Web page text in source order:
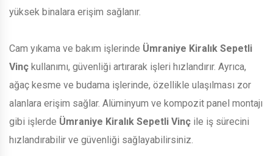
yüksek binalara erişim sağlanır.
Cam yıkama ve bakım işlerinde Ümraniye Kiralık Sepetli
Vinç kullanımı, güvenliği artırarak işleri hızlandırır. Ayrıca,
ağaç kesme ve budama işlerinde, özellikle ulaşılması zor
alanlara erişim sağlar. Alüminyum ve kompozit panel montajı
gibi işlerde Ümraniye Kiralık Sepetli Vinç ile iş sürecini
hızlandırabilir ve güvenliği sağlayabilirsiniz.